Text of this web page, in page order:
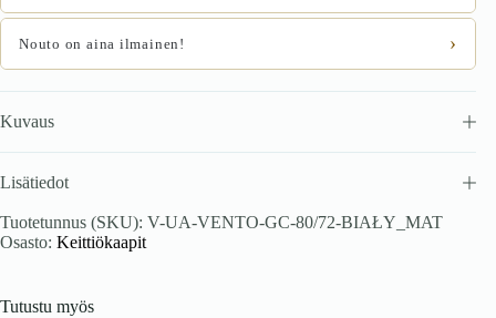
määrä
Nouto on aina ilmainen! ›
Kuvaus
Lisätiedot
Tuotetunnus (SKU): V-UA-VENTO-GC-80/72-BIAŁY_MAT
Osasto: Keittiökaapit
Tutustu myös